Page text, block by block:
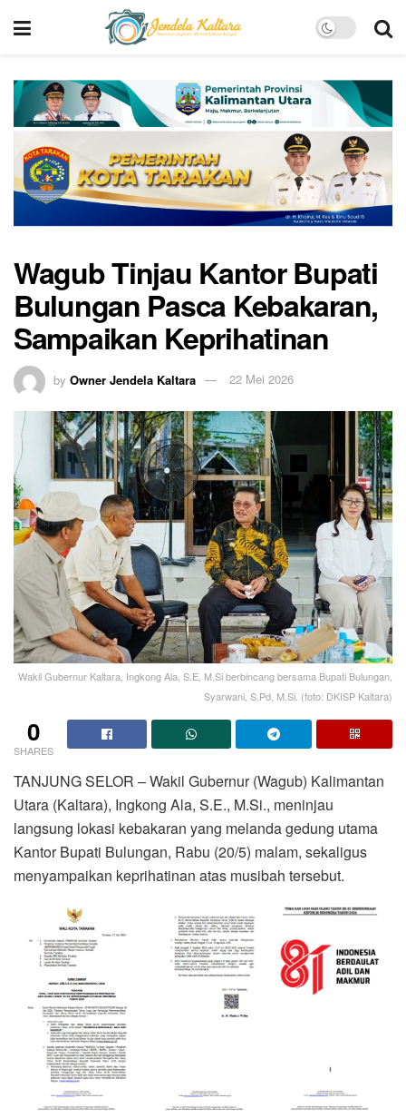
Wagub Tinjau Kantor Bupati
Bulungan Pasca Kebakaran,
Sampaikan Keprihatinan
by Owner Jendela Kaltara 22 Mei 2026
Wakil Gubernur Kaltara, Ingkong Ala, S.E, M.Si berbincang bersama Bupati Bulungan,
Syarwani, S.Pd, M.Si. (foto: DKISP Kaltara)
0
SHARES
TANJUNG SELOR – Wakil Gubernur (Wagub) Kalimantan
Utara (Kaltara), Ingkong Ala, S.E., M.Si., meninjau
langsung lokasi kebakaran yang melanda gedung utama
Kantor Bupati Bulungan, Rabu (20/5) malam, sekaligus
menyampaikan keprihatinan atas musibah tersebut.